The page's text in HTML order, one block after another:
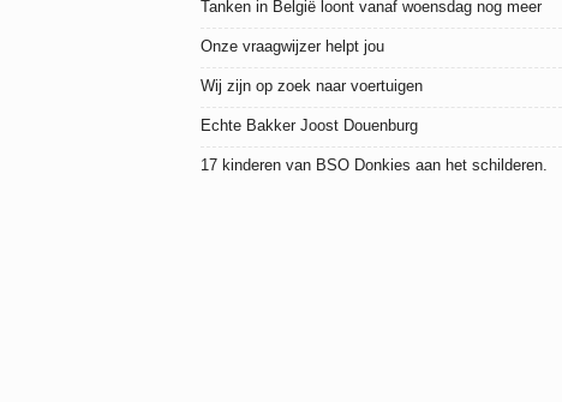
Tanken in België loont vanaf woensdag nog meer
Onze vraagwijzer helpt jou
Wij zijn op zoek naar voertuigen
Echte Bakker Joost Douenburg
17 kinderen van BSO Donkies aan het schilderen.